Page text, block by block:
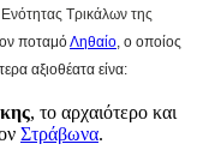
Τρικάλων της
ποταμόΛηθαίο, ο οποίος
αξιοθέατα είνα:
, το αρχαιότερο και
Στράβωνα.